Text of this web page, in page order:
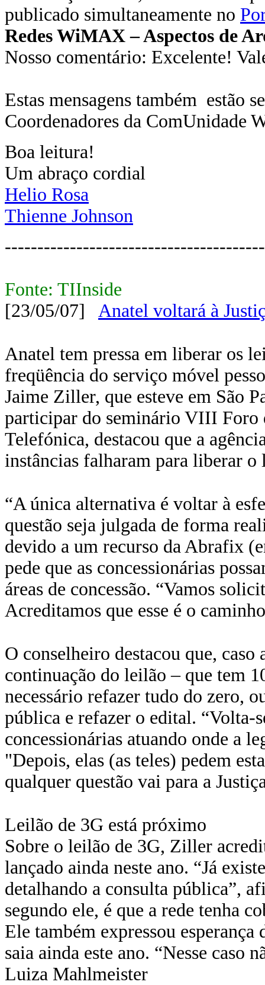
publicado simultaneamente no
Redes WiMAX – Aspectos de
Nosso comentário: Excelente!
Estas mensagens também estão
Coordenadores da ComUnidade
Boa leitura!
Um abraço cordial
Helio Rosa
Thienne Johnson
Fonte: TIInside
[23/05/07] Anatel voltará à
Anatel tem pressa em liberar os
freqüência do serviço móvel
Jaime Ziller, que esteve em São
participar do seminário VIII Foro
Telefónica, destacou que a
instâncias falharam para liberar
“A única alternativa é voltar à
questão seja julgada de forma
devido a um recurso da Abrafix
pede que as concessionárias
áreas de concessão. “Vamos
Acreditamos que esse é o
O conselheiro destacou que,
continuação do leilão – que tem
necessário refazer tudo do zero,
pública e refazer o edital. “Volta-
concessionárias atuando onde a
"Depois, elas (as teles) pedem
qualquer questão vai para a
Leilão de 3G está próximo
Sobre o leilão de 3G, Ziller
lançado ainda neste ano. “Já
detalhando a consulta pública”,
segundo ele, é que a rede tenha
Ele também expressou
saia ainda este ano. “Nesse caso
Luiza Mahlmeister